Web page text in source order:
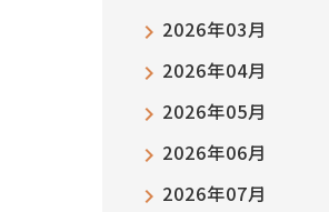
2026年03月
2026年04月
2026年05月
2026年06月
2026年07月